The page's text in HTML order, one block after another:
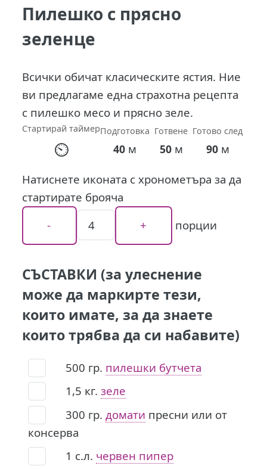
Пилешко с прясно
зеленце
Всички обичат класическите ястия. Ние
ви предлагаме една страхотна рецепта
Стартирай таймер
⏲
Подготовка
40 м
Готвене
50м
Готово след
90м
Натиснете иконата с хронометъра за да
стартирате брояча
порции
СЪСТАВКИ (за улеснение
може да маркирте тези,
които имате, за да знаете
които трябва да си набавите)
500 гр. пилешки бутчета
1,5 кг. зеле
300 гр. домати пресни или от
консерва
1 с.л. червен пипер